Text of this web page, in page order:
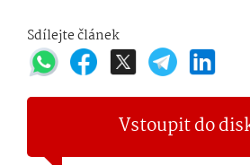
Sdílejte článek
Vstoupit do